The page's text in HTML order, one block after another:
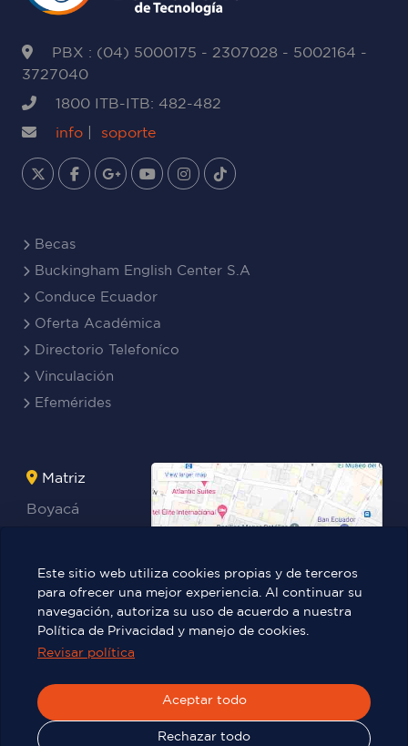
PBX : (04) 5000175 - 2307028 - 5002164 -
3727040
1800 ITB-ITB: 482-482
info
soporte
Becas
Buckingham English Center S.A
Conduce Ecuador
Oferta Académica
Directorio Telefoníco
Vinculación
Efemérides
Matriz
Boyacá
Teresa
Benites Ayala
Este sitio web utiliza cookies propias y de terceros
para ofrecer una mejor experiencia. Al continuar su
navegación, autoriza su uso de acuerdo a nuestra
Política de Privacidad y manejo de cookies.
Revisar política
Aceptar todo
Rechazar todo